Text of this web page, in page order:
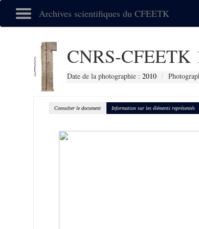
Archives scientifiques du CFEETK
CNRS-CFEETK
Date de la photographie : 2010
Consulter le document Information sur les éléments représentés